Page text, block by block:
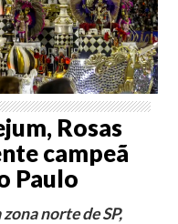
Rosas
campeã
Paulo
norte de SP,